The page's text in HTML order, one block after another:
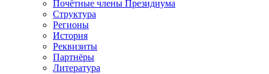
Почётные члены Президиума
Структура
Регионы
История
Реквизиты
Партнёры
Литература